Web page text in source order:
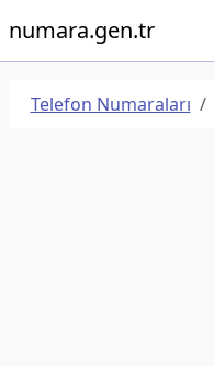
numara.gen.tr
Telefon Numaraları